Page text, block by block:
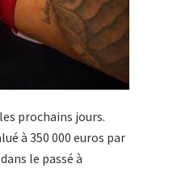
prochains jours.
à 350 000 euros par
le passé à